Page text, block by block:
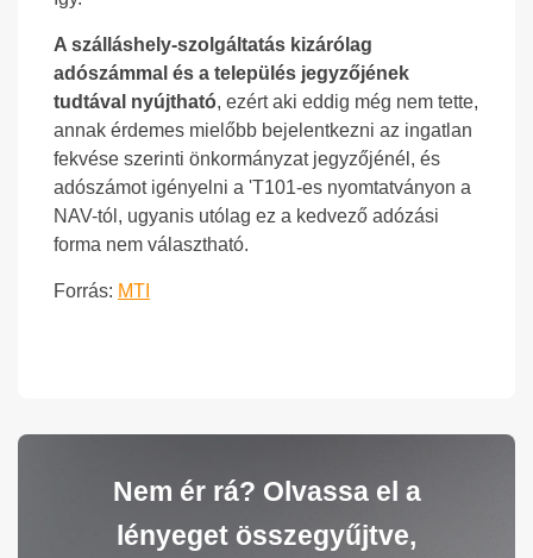
A szálláshely-szolgáltatás kizárólag
adószámmal és a település jegyzőjének
tudtával nyújtható, ezért aki eddig még nem tette,
annak érdemes mielőbb bejelentkezni az ingatlan
fekvése szerinti önkormányzat jegyzőjénél, és
adószámot igényelni a 'T101-es nyomtatványon a
NAV-tól, ugyanis utólag ez a kedvező adózási
forma nem választható.
Forrás: MTI
Nem ér rá? Olvassa el a
lényeget összegyűjtve,